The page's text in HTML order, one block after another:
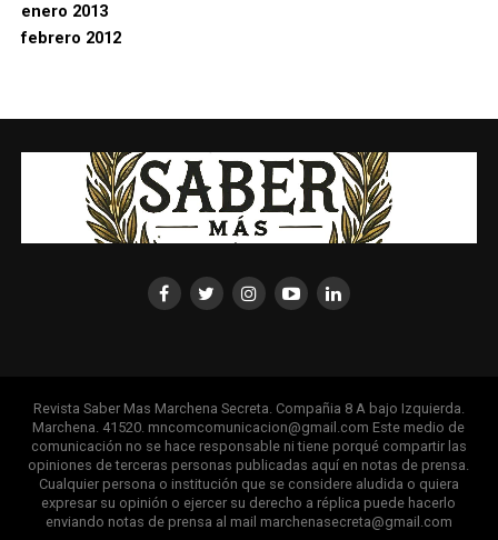
enero 2013
febrero 2012
Revista Saber Mas Marchena Secreta. Compañia 8 A bajo Izquierda.
Marchena. 41520. mncomcomunicacion@gmail.com Este medio de
comunicación no se hace responsable ni tiene porqué compartir las
opiniones de terceras personas publicadas aquí en notas de prensa.
Cualquier persona o institución que se considere aludida o quiera
expresar su opinión o ejercer su derecho a réplica puede hacerlo
enviando notas de prensa al mail marchenasecreta@gmail.com